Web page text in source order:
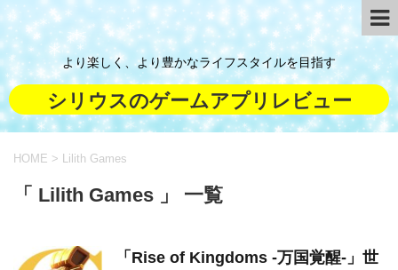
より楽しく、より豊かなライフスタイルを目指す
シリウスのゲームアプリレビュー
HOME > Lilith Games
「 Lilith Games 」 一覧
「Rise of Kingdoms -万国覚醒-」世